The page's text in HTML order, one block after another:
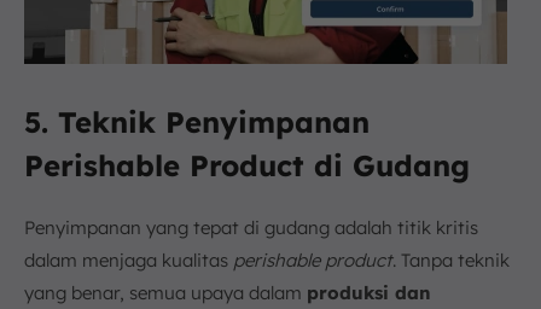
5. Teknik Penyimpanan
Perishable Product di Gudang
Penyimpanan yang tepat di gudang adalah titik kritis
dalam menjaga kualitas perishable product. Tanpa teknik
yang benar, semua upaya dalam produksi dan